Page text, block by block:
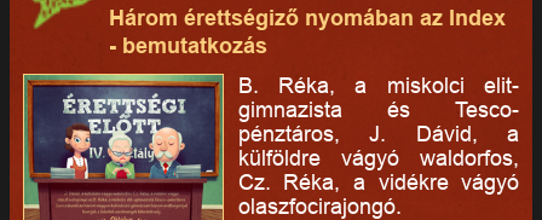
Három érettségiző nyomában az Index
- bemutatkozás
B. Réka, a miskolci elit-
gimnazista és Tesco-
pénztáros, J. Dávid, a
külföldre vágyó waldorfos,
Cz. Réka, a vidékre vágyó
olaszfocirajongó.